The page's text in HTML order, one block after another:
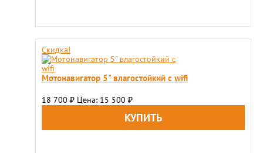
Скидка!
Мотонавигатор 5" влагостойкий с wifi
18 700 ₽ Цена: 15 500 ₽